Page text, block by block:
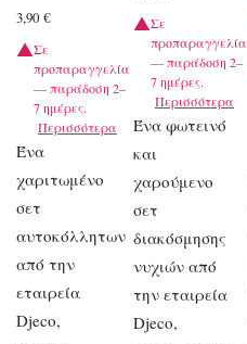
3,90 €
Σε
προπαραγγελία
— παράδοση 2–
7 ημέρες.
Περισσότερα
Ένα
χαριτωμένο
σετ
αυτοκόλλητων
από την
εταιρεία
Djeco,
Σε
προπαραγγελία
— παράδοση 2–
7 ημέρες.
Περισσότερα
Ένα φωτεινό
και
χαρούμενο
σετ
διακόσμησης
νυχιών από
την εταιρεία
Djeco,